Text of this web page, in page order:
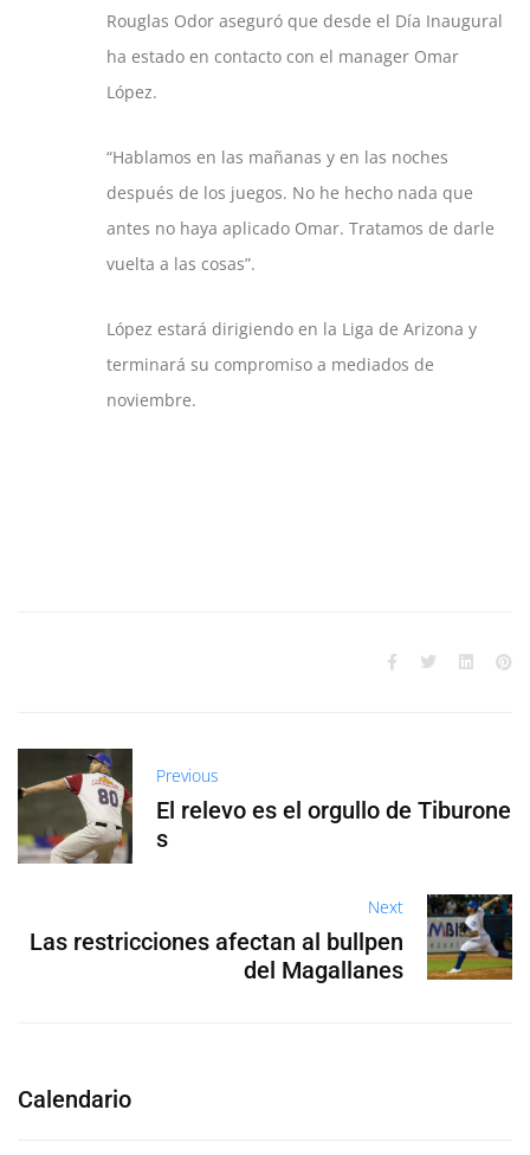
Rouglas Odor aseguró que desde el Día Inaugural
ha estado en contacto con el manager Omar
López.
“Hablamos en las mañanas y en las noches
después de los juegos. No he hecho nada que
antes no haya aplicado Omar. Tratamos de darle
vuelta a las cosas”.
López estará dirigiendo en la Liga de Arizona y
terminará su compromiso a mediados de
noviembre.
Previous
El relevo es el orgullo de Tiburone
s
Next
Las restricciones afectan al bullpen
del Magallanes
Calendario